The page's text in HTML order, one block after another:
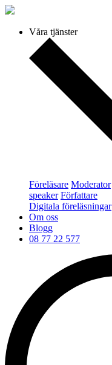
Våra tjänster
Föreläsare Moderator
speaker Författare
Digitala föreläsningar
Om oss
Blogg
08 77 22 577